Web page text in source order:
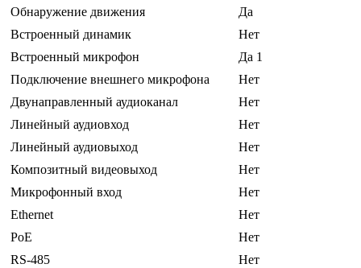
Обнаружение движения
Да
Встроенный динамик
Нет
Встроенный микрофон
Да 1
Подключение внешнего микрофона
Нет
Двунаправленный аудиоканал
Нет
Линейный аудиовход
Нет
Линейный аудиовыход
Нет
Композитный видеовыход
Нет
Микрофонный вход
Нет
Ethernet
Нет
PoE
Нет
RS-485
Нет